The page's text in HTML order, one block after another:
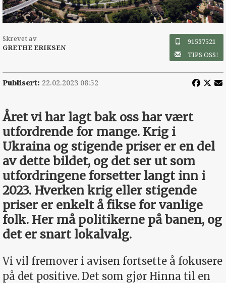
Skrevet av
GRETHE ERIKSEN
91537521
TIPS OSS!
Publisert: 22.02.2023 08:52
Året vi har lagt bak oss har vært
utfordrende for mange. Krig i
Ukraina og stigende priser er en del
av dette bildet, og det ser ut som
utfordringene forsetter langt inn i
2023. Hverken krig eller stigende
priser er enkelt å fikse for vanlige
folk. Her må politikerne på banen, og
det er snart lokalvalg.
Vi vil fremover i avisen fortsette å fokusere
på det positive. Det som gjør Hinna til en